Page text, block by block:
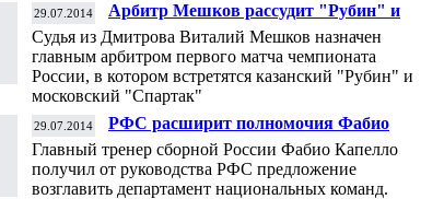
29.07.2014
Арбитр Мешков рассудит "Рубин" и
"Спартак" в первом матче ЧР
сезона-2014/15
Судья из Дмитрова Виталий Мешков назначен
главным арбитром первого матча чемпионата
России, в котором встретятся казанский "Рубин" и
московский "Спартак"
29.07.2014
РФС расширит полномочия Фабио
Капелло
Главный тренер сборной России Фабио Капелло
получил от руководства РФС предложение
возглавить департамент национальных команд.